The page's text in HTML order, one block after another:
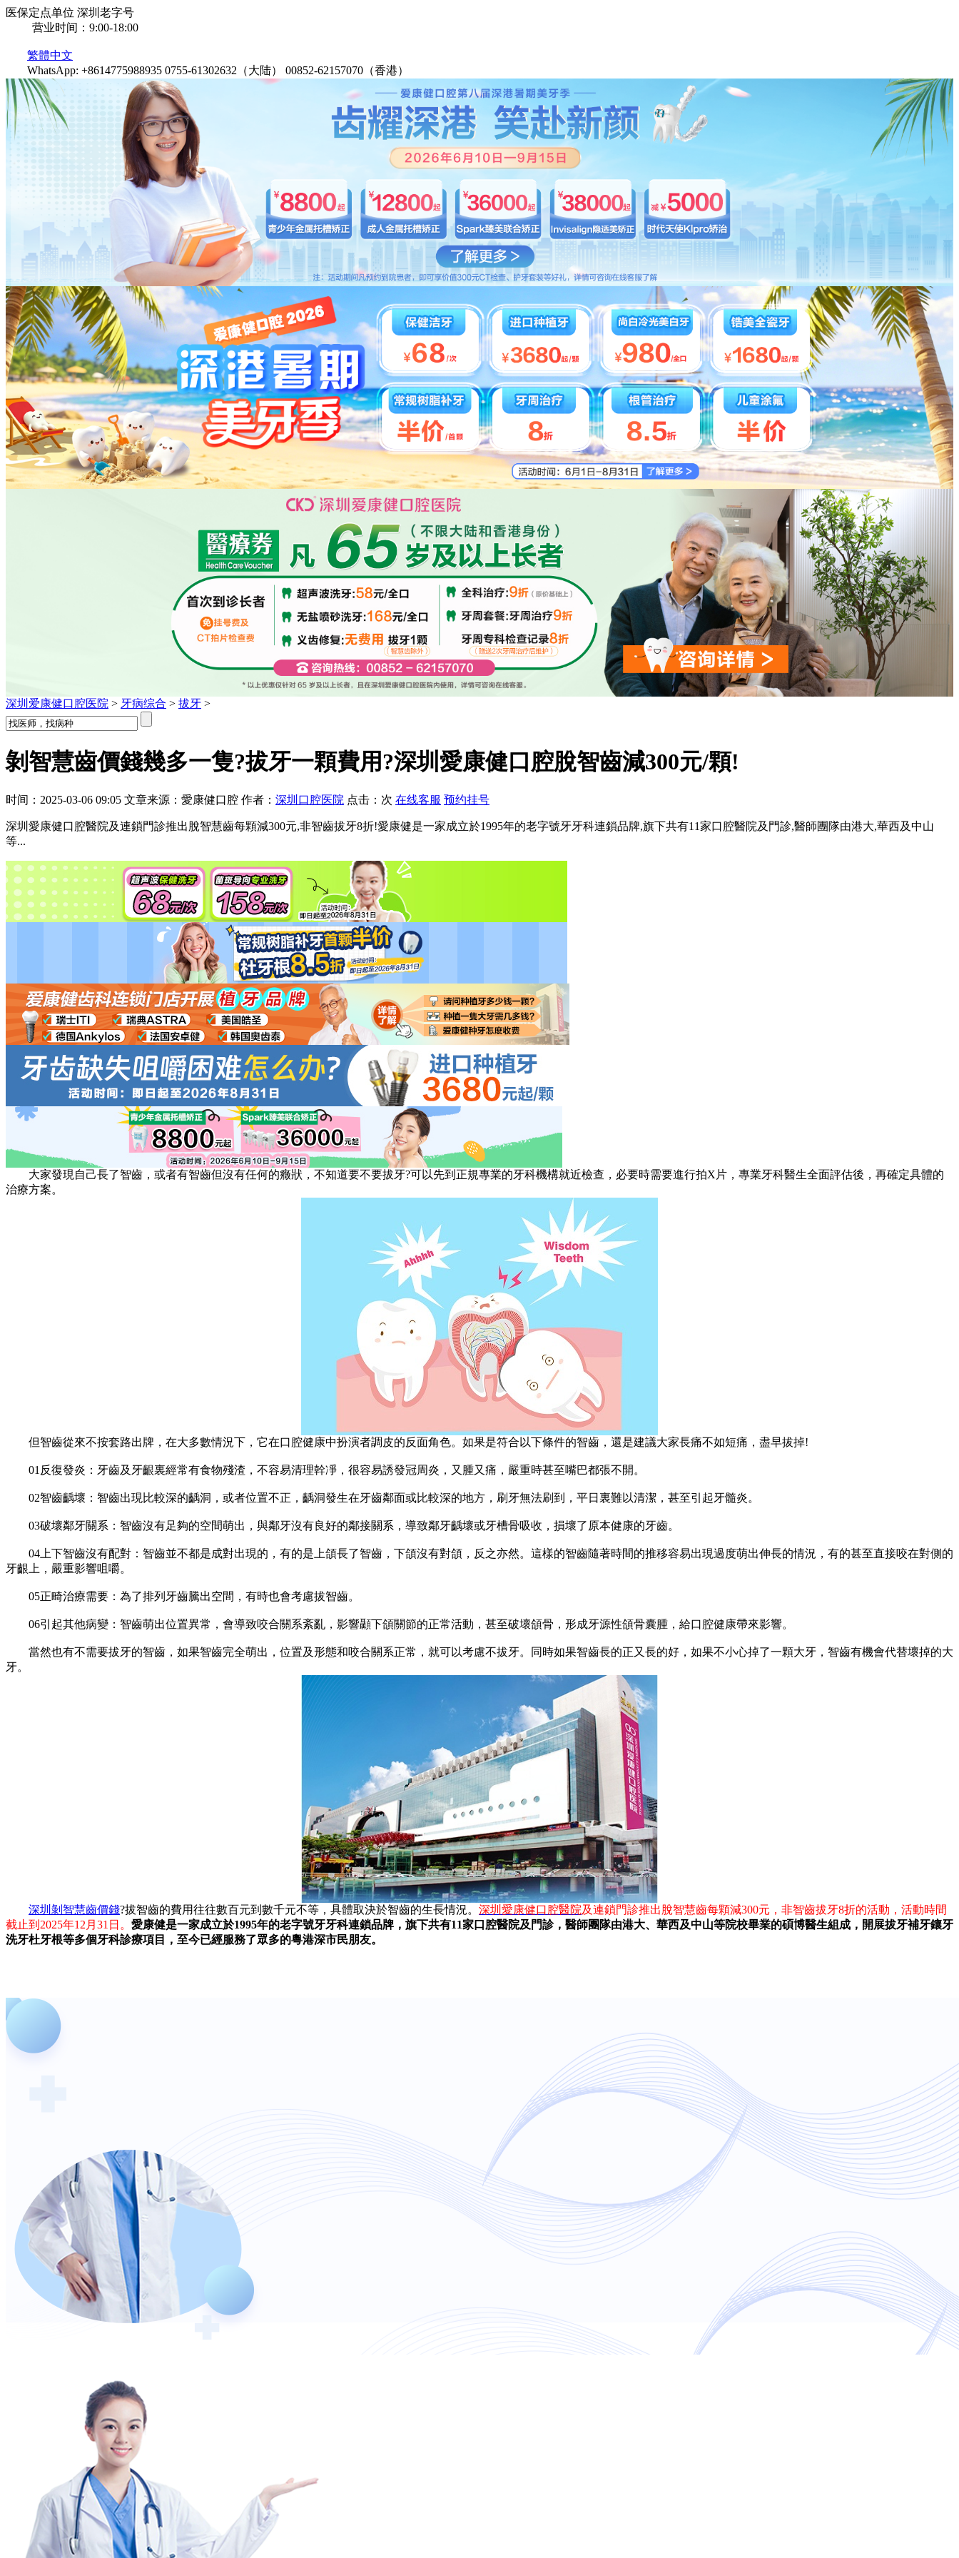
医保定点单位 深圳老字号
营业时间：9:00-18:00
繁體中文
WhatsApp: +8614775988935 0755-61302632（大陆） 00852-62157070（香港）
深圳爱康健口腔医院 > 牙病综合 > 拔牙 >
剝智慧齒價錢幾多一隻?拔牙一顆費用?深圳愛康健口腔脫智齒減300元/顆!
时间：2025-03-06 09:05 文章来源：愛康健口腔 作者： 深圳口腔医院 点击： 次 在线客服 预约挂号
深圳愛康健口腔醫院及連鎖門診推出脫智慧齒每顆減300元,非智齒拔牙8折!愛康健是一家成立於1995年的老字號牙牙科連鎖品牌,旗下共有11家口腔醫院及門診,醫師團隊由港大,華西及中山
等...
大家發現自己長了智齒，或者有智齒但沒有任何的癥狀，不知道要不要拔牙?可以先到正規專業的牙科機構就近檢查，必要時需要進行拍X片，專業牙科醫生全面評估後，再確定具體的
治療方案。
但智齒從來不按套路出牌，在大多數情況下，它在口腔健康中扮演者調皮的反面角色。如果是符合以下條件的智齒，還是建議大家長痛不如短痛，盡早拔掉!
01反復發炎：牙齒及牙齦裏經常有食物殘渣，不容易清理幹凈，很容易誘發冠周炎，又腫又痛，嚴重時甚至嘴巴都張不開。
02智齒齲壞：智齒出現比較深的齲洞，或者位置不正，齲洞發生在牙齒鄰面或比較深的地方，刷牙無法刷到，平日裏難以清潔，甚至引起牙髓炎。
03破壞鄰牙關系：智齒沒有足夠的空間萌出，與鄰牙沒有良好的鄰接關系，導致鄰牙齲壞或牙槽骨吸收，損壞了原本健康的牙齒。
04上下智齒沒有配對：智齒並不都是成對出現的，有的是上頜長了智齒，下頜沒有對頜，反之亦然。這樣的智齒隨著時間的推移容易出現過度萌出伸長的情況，有的甚至直接咬在對側的
牙齦上，嚴重影響咀嚼。
05正畸治療需要：為了排列牙齒騰出空間，有時也會考慮拔智齒。
06引起其他病變：智齒萌出位置異常，會導致咬合關系紊亂，影響顳下頜關節的正常活動，甚至破壞頜骨，形成牙源性頜骨囊腫，給口腔健康帶來影響。
當然也有不需要拔牙的智齒，如果智齒完全萌出，位置及形態和咬合關系正常，就可以考慮不拔牙。同時如果智齒長的正又長的好，如果不小心掉了一顆大牙，智齒有機會代替壞掉的大
牙。
深圳剝智慧齒價錢?拔智齒的費用往往數百元到數千元不等，具體取決於智齒的生長情況。 深圳愛康健口腔醫院及連鎖門診推出脫智慧齒每顆減300元，非智齒拔牙8折的活動，活動時間
截止到2025年12月31日。 愛康健是一家成立於1995年的老字號牙牙科連鎖品牌，旗下共有11家口腔醫院及門診，醫師團隊由港大、華西及中山等院校畢業的碩博醫生組成，開展拔牙補牙鑲牙
洗牙杜牙根等多個牙科診療項目，至今已經服務了眾多的粵港深市民朋友。